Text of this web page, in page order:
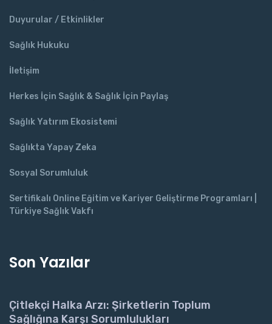
Duyurular / Etkinlikler
Sağlık Hukuku
İletişim
Herkes İçin Sağlık & Sağlık İçin Paylaş
Sağlık Yatırım Ekosistemi
Sağlıkta Yapay Zeka
Sosyal Sorumluluk
Sertifikalı Online Eğitim ve Kariyer Geliştirme Programları |
Türkiye Sağlık Vakfı
Son Yazılar
Çitlekçi Halka Arzı: Şirketlerin Toplum
Sağlığına Karşı Sorumlulukları